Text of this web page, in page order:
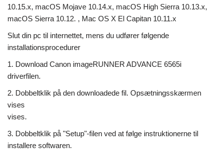
10.15.x, macOS Mojave 10.14.x, macOS High Sierra 10.13.x,
macOS Sierra 10.12. , Mac OS X El Capitan 10.11.x
Slut din pc til internettet, mens du udfører følgende
installationsprocedurer
1. Download Canon imageRUNNER ADVANCE 6565i
driverfilen.
2. Dobbeltklik på den downloadede fil. Opsætningsskærmen
vises
vises.
3. Dobbeltklik på "Setup"-filen ved at følge instruktionerne til
installere softwaren.